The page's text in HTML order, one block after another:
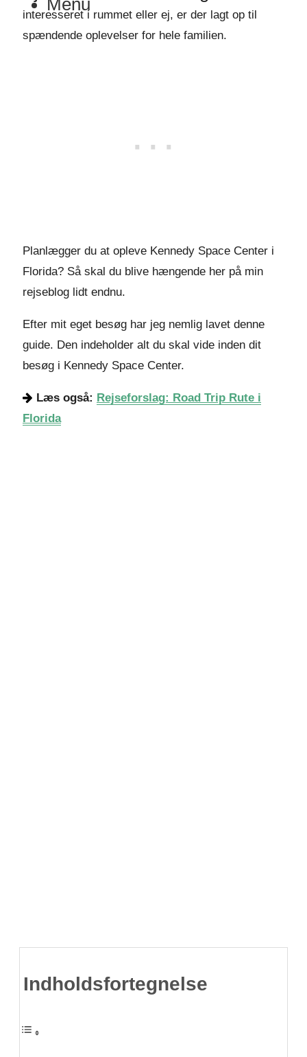
Menu
interesseret i rummet eller ej, er der lagt op til
spændende oplevelser for hele familien.
Planlægger du at opleve Kennedy Space Center i
Florida? Så skal du blive hængende her på min
rejseblog lidt endnu.
Efter mit eget besøg har jeg nemlig lavet denne
guide. Den indeholder alt du skal vide inden dit
besøg i Kennedy Space Center.
Læs også: Rejseforslag: Road Trip Rute i
Florida
Indholdsfortegnelse